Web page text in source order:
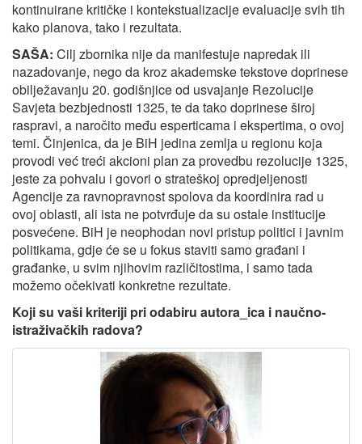
kontinuirane kritičke i kontekstualizacije evaluacije svih tih
kako planova, tako i rezultata.
SAŠA: Cilj zbornika nije da manifestuje napredak ili
nazadovanje, nego da kroz akademske tekstove doprinese
obilježavanju 20. godišnjice od usvajanje Rezolucije
Savjeta bezbjednosti 1325, te da tako doprinese široj
raspravi, a naročito među esperticama i ekspertima, o ovoj
temi. Činjenica, da je BiH jedina zemlja u regionu koja
provodi već treći akcioni plan za provedbu rezolucije 1325,
jeste za pohvalu i govori o strateškoj opredjeljenosti
Agencije za ravnopravnost spolova da koordinira rad u
ovoj oblasti, ali ista ne potvrđuje da su ostale institucije
posvećene. BiH je neophodan novi pristup politici i javnim
politikama, gdje će se u fokus staviti samo građani i
građanke, u svim njihovim različitostima, i samo tada
možemo očekivati konkretne rezultate.
Koji su vaši kriteriji pri odabiru autora_ica i naučno-
istraživačkih radova?